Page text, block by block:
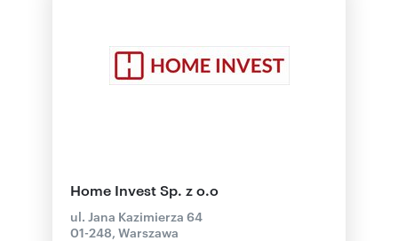
Home Invest Sp. z o.o
ul. Jana Kazimierza 64
01-248, Warszawa